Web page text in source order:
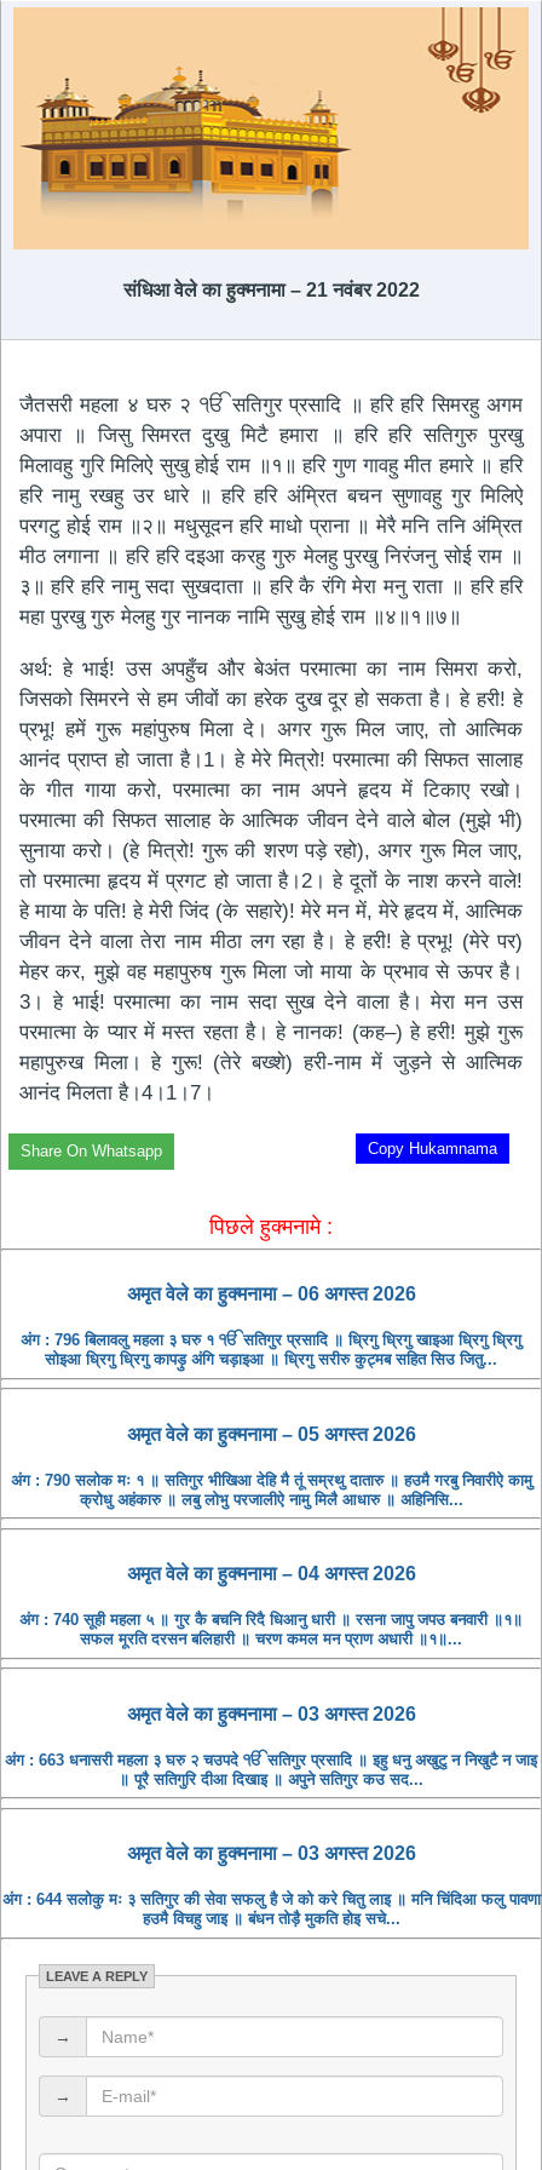
संधिआ वेले का हुक्मनामा – 21 नवंबर 2022
जैतसरी महला ४ घरु २ ੴ सतिगुर प्रसादि ॥ हरि हरि सिमरहु अगम
अपारा ॥ जिसु सिमरत दुखु मिटै हमारा ॥ हरि हरि सतिगुरु पुरखु
मिलावहु गुरि मिलिऐ सुखु होई राम ॥१॥ हरि गुण गावहु मीत हमारे ॥ हरि
हरि नामु रखहु उर धारे ॥ हरि हरि अंम्रित बचन सुणावहु गुर मिलिऐ
परगटु होई राम ॥२॥ मधुसूदन हरि माधो प्राना ॥ मेरै मनि तनि अंम्रित
मीठ लगाना ॥ हरि हरि दइआ करहु गुरु मेलहु पुरखु निरंजनु सोई राम ॥
३॥ हरि हरि नामु सदा सुखदाता ॥ हरि कै रंगि मेरा मनु राता ॥ हरि हरि
महा पुरखु गुरु मेलहु गुर नानक नामि सुखु होई राम ॥४॥१॥७॥
अर्थ: हे भाई! उस अपहुँच और बेअंत परमात्मा का नाम सिमरा करो,
जिसको सिमरने से हम जीवों का हरेक दुख दूर हो सकता है। हे हरी! हे
प्रभू! हमें गुरू महांपुरुष मिला दे। अगर गुरू मिल जाए, तो आत्मिक
आनंद प्राप्त हो जाता है।1। हे मेरे मित्रो! परमात्मा की सिफत सालाह
के गीत गाया करो, परमात्मा का नाम अपने हृदय में टिकाए रखो।
परमात्मा की सिफत सालाह के आत्मिक जीवन देने वाले बोल (मुझे भी)
सुनाया करो। (हे मित्रो! गुरू की शरण पड़े रहो), अगर गुरू मिल जाए,
तो परमात्मा हृदय में प्रगट हो जाता है।2। हे दूतों के नाश करने वाले!
हे माया के पति! हे मेरी जिंद (के सहारे)! मेरे मन में, मेरे हृदय में, आत्मिक
जीवन देने वाला तेरा नाम मीठा लग रहा है। हे हरी! हे प्रभू! (मेरे पर)
मेहर कर, मुझे वह महापुरुष गुरू मिला जो माया के प्रभाव से ऊपर है।
3। हे भाई! परमात्मा का नाम सदा सुख देने वाला है। मेरा मन उस
परमात्मा के प्यार में मस्त रहता है। हे नानक! (कह–) हे हरी! मुझे गुरू
महापुरुख मिला। हे गुरू! (तेरे बख्शे) हरी-नाम में जुड़ने से आत्मिक
आनंद मिलता है।4।1।7।
Copy Hukamnama
Share On Whatsapp
पिछले हुक्मनामे :
अमृत ​​वेले का हुक्मनामा – 06 अगस्त 2026
अंग : 796 बिलावलु महला ३ घरु १ ੴ सतिगुर प्रसादि ॥ ध्रिगु ध्रिगु खाइआ ध्रिगु ध्रिगु
सोइआ ध्रिगु ध्रिगु कापड़ु अंगि चड़ाइआ ॥ ध्रिगु सरीरु कुट्मब सहित सिउ जितु...
अमृत ​​वेले का हुक्मनामा – 05 अगस्त 2026
अंग : 790 सलोक मः १ ॥ सतिगुर भीखिआ देहि मै तूं सम्रथु दातारु ॥ हउमै गरबु निवारीऐ कामु
क्रोधु अहंकारु ॥ लबु लोभु परजालीऐ नामु मिलै आधारु ॥ अहिनिसि...
अमृत ​​वेले का हुक्मनामा – 04 अगस्त 2026
अंग : 740 सूही महला ५ ॥ गुर कै बचनि रिदै धिआनु धारी ॥ रसना जापु जपउ बनवारी ॥१॥
सफल मूरति दरसन बलिहारी ॥ चरण कमल मन प्राण अधारी ॥१॥...
अमृत ​​वेले का हुक्मनामा – 03 अगस्त 2026
अंग : 663 धनासरी महला ३ घरु २ चउपदे ੴ सतिगुर प्रसादि ॥ इहु धनु अखुटु न निखुटै न जाइ
॥ पूरै सतिगुरि दीआ दिखाइ ॥ अपुने सतिगुर कउ सद...
अमृत ​​वेले का हुक्मनामा – 03 अगस्त 2026
अंग : 644 सलोकु मः ३ सतिगुर की सेवा सफलु है जे को करे चितु लाइ ॥ मनि चिंदिआ फलु पावणा
हउमै विचहु जाइ ॥ बंधन तोड़ै मुकति होइ सचे...
LEAVE A REPLY
→
→